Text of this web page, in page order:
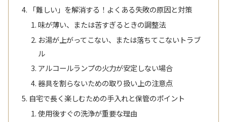
「難しい」を解消する！よくある失敗の原因と対策
味が薄い、または苦すぎるときの調整法
お湯が上がってこない、または落ちてこないトラブ
ル
アルコールランプの火力が安定しない場合
器具を割らないための取り扱い上の注意点
自宅で長く楽しむための手入れと保管のポイント
使用後すぐの洗浄が重要な理由